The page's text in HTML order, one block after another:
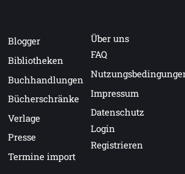
Blogger
Bibliotheken
Buchhandlungen
Bücherschränke
Verlage
Presse
Termine import
Über uns
FAQ
Impressum
Datenschutz
Login
Registrieren